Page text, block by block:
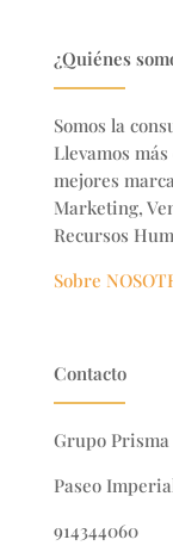
¿Quiénes
Somos la
Llevamos
mejores
Marketing,
Recursos
Sobre
Contacto
Grupo Prisma
Paseo
914344060